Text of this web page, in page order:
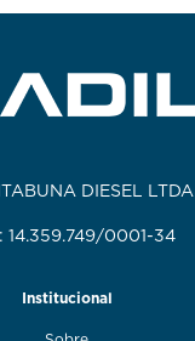
DIESEL LTDA
14.359.749/0001-34
Institucional